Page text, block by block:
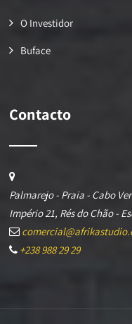
O Investidor
Buface
Contacto
Palmarejo - Praia - Cabo
Império 21, Rés do Chão -
+238 988 29 29